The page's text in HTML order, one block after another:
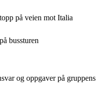
på veien mot Italia
bussturen
og oppgaver på gruppens